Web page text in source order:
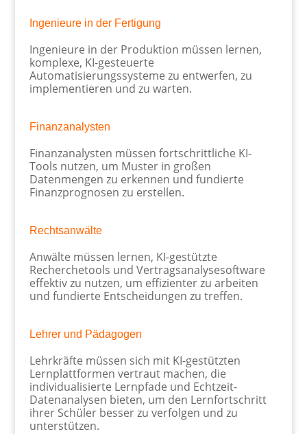
Ingenieure in der Fertigung
Ingenieure in der Produktion müssen lernen,
komplexe, KI-gesteuerte
Automatisierungssysteme zu entwerfen, zu
implementieren und zu warten.
Finanzanalysten
Finanzanalysten müssen fortschrittliche KI-
Tools nutzen, um Muster in großen
Datenmengen zu erkennen und fundierte
Finanzprognosen zu erstellen.
Rechtsanwälte
Anwälte müssen lernen, KI-gestützte
Recherchetools und Vertragsanalysesoftware
effektiv zu nutzen, um effizienter zu arbeiten
und fundierte Entscheidungen zu treffen.
Lehrer und Pädagogen
Lehrkräfte müssen sich mit KI-gestützten
Lernplattformen vertraut machen, die
individualisierte Lernpfade und Echtzeit-
Datenanalysen bieten, um den Lernfortschritt
ihrer Schüler besser zu verfolgen und zu
unterstützen.